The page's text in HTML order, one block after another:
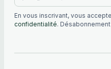
En vous inscrivant, vous
confidentialité.